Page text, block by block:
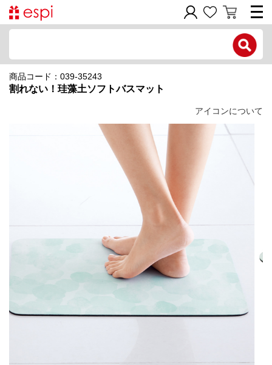
商品コード：039-35243
割れない！珪藻土ソフトバスマット
アイコンについて
新規会員登録